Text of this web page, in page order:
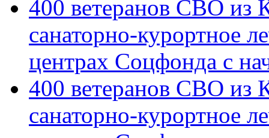
400 ветеранов СВО из
санаторно-курортное
центрах Соцфонда с
400 ветеранов СВО из
санаторно-курортное